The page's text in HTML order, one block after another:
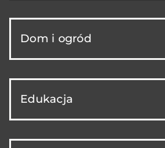
Dom i ogród
Edukacja